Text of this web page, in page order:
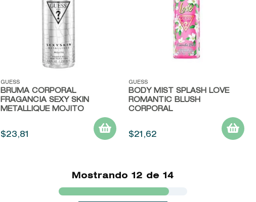
Vista rápida
GUESS
BRUMA CORPORAL
FRAGANCIA SEXY SKIN
METALLIQUE MOJITO
$23,81
Vista rápida
GUESS
BODY MIST SPLASH LOVE
ROMANTIC BLUSH
CORPORAL
$21 ,62
Mostrando 12 de 14